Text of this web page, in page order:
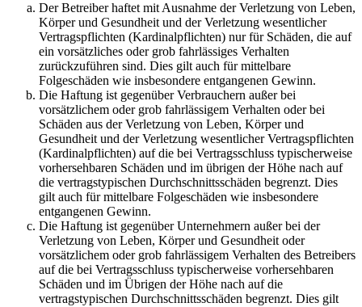
Der Betreiber haftet mit Ausnahme der Verletzung von Leben,
Körper und Gesundheit und der Verletzung wesentlicher
Vertragspflichten (Kardinalpflichten) nur für Schäden, die auf
ein vorsätzliches oder grob fahrlässiges Verhalten
zurückzuführen sind. Dies gilt auch für mittelbare
Folgeschäden wie insbesondere entgangenen Gewinn.
Die Haftung ist gegenüber Verbrauchern außer bei
vorsätzlichem oder grob fahrlässigem Verhalten oder bei
Schäden aus der Verletzung von Leben, Körper und
Gesundheit und der Verletzung wesentlicher Vertragspflichten
(Kardinalpflichten) auf die bei Vertragsschluss typischerweise
vorhersehbaren Schäden und im übrigen der Höhe nach auf
die vertragstypischen Durchschnittsschäden begrenzt. Dies
gilt auch für mittelbare Folgeschäden wie insbesondere
entgangenen Gewinn.
Die Haftung ist gegenüber Unternehmern außer bei der
Verletzung von Leben, Körper und Gesundheit oder
vorsätzlichem oder grob fahrlässigem Verhalten des Betreibers
auf die bei Vertragsschluss typischerweise vorhersehbaren
Schäden und im Übrigen der Höhe nach auf die
vertragstypischen Durchschnittsschäden begrenzt. Dies gilt